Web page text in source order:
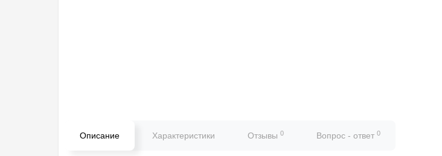
Описание Характеристики Отзывы 0 Вопрос - ответ 0